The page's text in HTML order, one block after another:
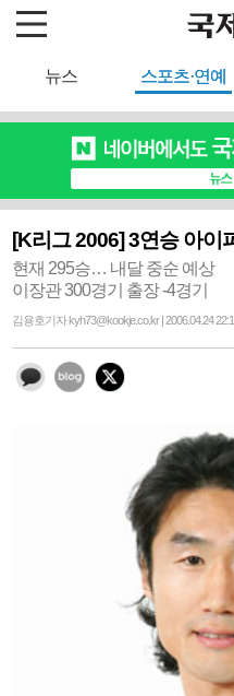
뉴스 스포츠·연예
[K리그 2006] 3연승 아이
현재 295승… 내달 중순 예상
이장관 300경기 출장 -4경기
김용호기자 kyh73@kookje.co.kr | 2006.04.24